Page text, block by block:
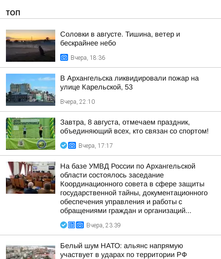
ТОП
Соловки в августе. Тишина, ветер и
бескрайнее небо
Вчера, 18:36
В Архангельска ликвидировали пожар на
улице Карельской, 53
Вчера, 22:10
Завтра, 8 августа, отмечаем праздник,
объединяющий всех, кто связан со спортом!
Вчера, 17:17
На базе УМВД России по Архангельской
области состоялось заседание
Координационного совета в сфере защиты
государственной тайны, документационного
обеспечения управления и работы с
обращениями граждан и организаций...
Вчера, 23:39
Белый шум НАТО: альянс напрямую
участвует в ударах по территории РФ